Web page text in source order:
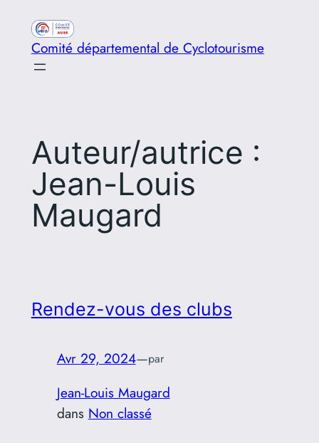
contenuComité départemental de Cyclotourisme
Auteur/autrice :
Jean-Louis
Maugard
Rendez-vous des clubs
Avr 29, 2024—par
Jean-Louis Maugard
dans Non classé